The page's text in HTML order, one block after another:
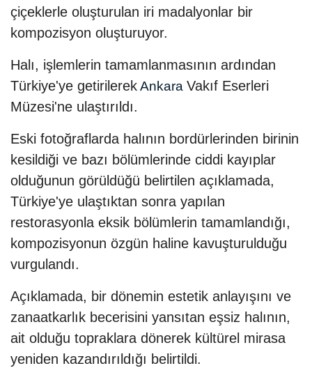
çiçeklerle oluşturulan iri madalyonlar bir
kompozisyon oluşturuyor.
Halı, işlemlerin tamamlanmasının ardından
Türkiye'ye getirilerekAnkara Vakıf Eserleri
Müzesi'ne ulaştırıldı.
Eski fotoğraflarda halının bordürlerinden birinin
kesildiği ve bazı bölümlerinde ciddi kayıplar
olduğunun görüldüğü belirtilen açıklamada,
Türkiye'ye ulaştıktan sonra yapılan
restorasyonla eksik bölümlerin tamamlandığı,
kompozisyonun özgün haline kavuşturulduğu
vurgulandı.
Açıklamada, bir dönemin estetik anlayışını ve
zanaatkarlık becerisini yansıtan eşsiz halının,
ait olduğu topraklara dönerek kültürel mirasa
yeniden kazandırıldığı belirtildi.